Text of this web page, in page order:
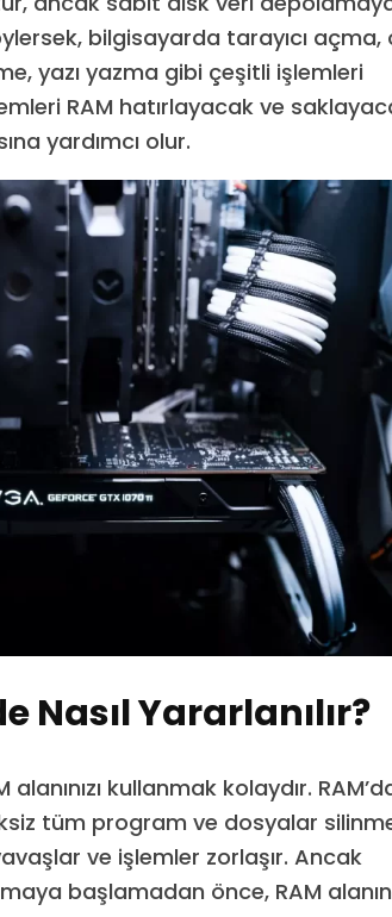
bilgisayarda tarayıcı açma,
yazı yazma gibi çeşitli işlemleri
RAM hatırlayacak ve
yardımcı olur.
Nasıl Yararlanılır?
kullanmak kolaydır.
tüm program ve dosyalar
ve işlemler zorlaşır. Ancak
başlamadan önce, RAM